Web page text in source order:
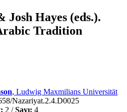
Josh Hayes (eds.).
Tradition
, Ludwig Maxmilians Universität
Nazariyat.2.4.D0025
2 /Sayı: 4